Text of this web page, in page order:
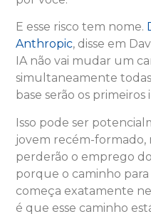
E esse risco tem nome.
Anthropic, disse em
IA não vai mudar um
simultaneamente todas
base serão os primeiros
Isso pode ser
jovem recém-formado,
perderão o emprego
porque o caminho
começa exatamente
é que esse caminho